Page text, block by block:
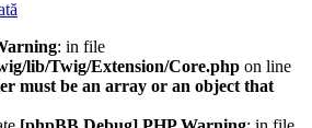
: in file
lib/Twig/Extension/Core.php on line
must be an array or an object that